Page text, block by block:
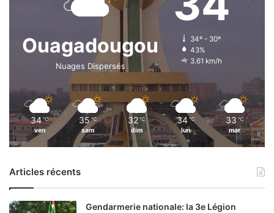
Ouagadougou
Nuages Dispersés
34º - 30º
43%
3.61 km/h
34 ℃
ven
35 ℃
sam
32 ℃
dim
34 ℃
lun
33 ℃
mar
Articles récents
Gendarmerie nationale: la 3e Légion